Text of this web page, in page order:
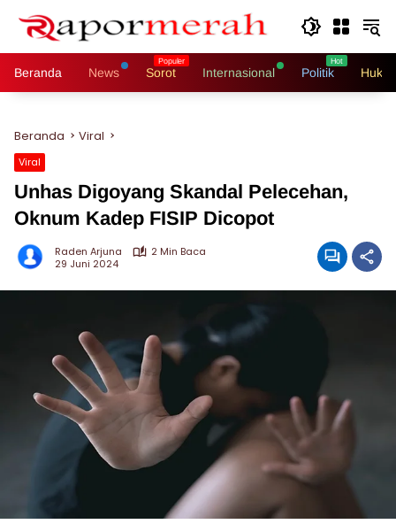
Beranda News Sorot Internasional Politik
Beranda Viral
Viral
Unhas Digoyang Skandal Pelecehan,
Oknum Kadep FISIP Dicopot
Raden Arjuna
2 Min Baca
29 Juni 2024